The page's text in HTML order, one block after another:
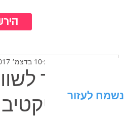
איך
עדי סלע 10 בדצמ׳ 2017
לעזור